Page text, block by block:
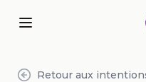
Retour aux